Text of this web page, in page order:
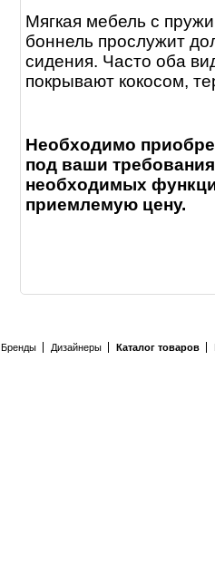
Мягкая мебель с
боннель прослужит
сидения. Часто оба
покрывают кокосом,
Необходимо
под ваши
необходимых
приемлемую цену.
Бренды Дизайнеры Каталог товаров